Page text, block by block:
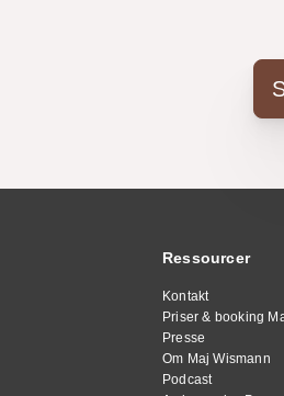
Ressourcer
Kontakt
Priser & booking
Presse
Om Maj Wismann
Podcast